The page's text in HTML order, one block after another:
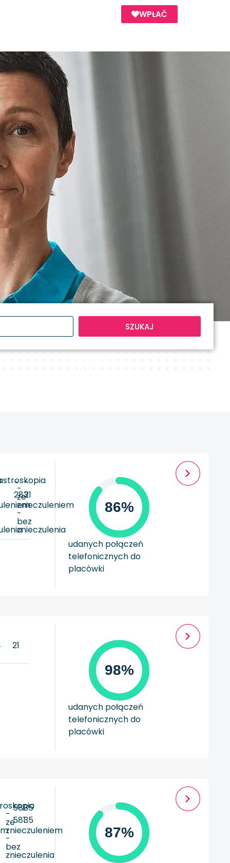
WPŁAĆ
SZUKAJ
-
ze
znieczuleniem
-
bez
znieczulenia
-
283
-
21
86%
udanych połączeń
telefonicznych do
placówki
21
98%
udanych połączeń
telefonicznych do
placówki
-
ze
znieczuleniem
-
bez
znieczulenia
581
581
35
35
87%